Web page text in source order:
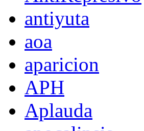
antiyuta
aoa
aparicion
APH
Aplauda